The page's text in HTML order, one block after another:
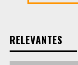
RELEVANTES